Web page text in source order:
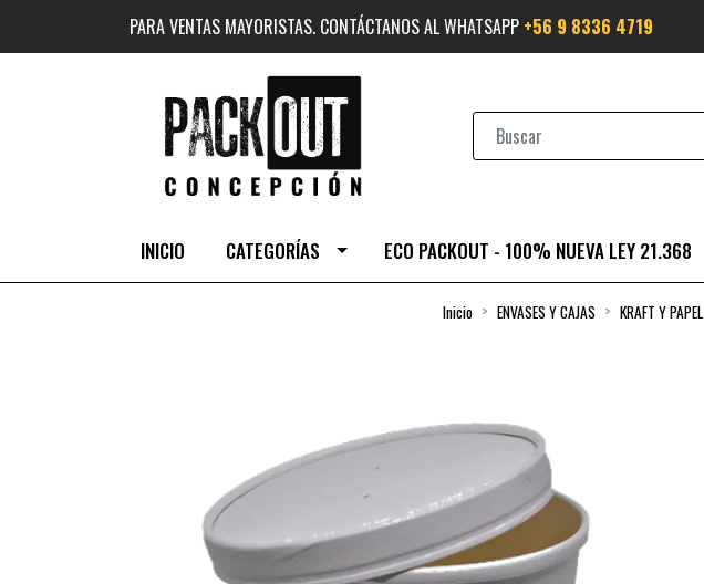
PARA VENTAS MAYORISTAS. CONTÁCTANOS AL WHATSAPP +56 9 8336 4719
INICIO CATEGORÍAS ECO PACKOUT - 100% NUEVA LEY 21.368
Inicio ENVASES Y CAJAS KRAFT Y PAPEL